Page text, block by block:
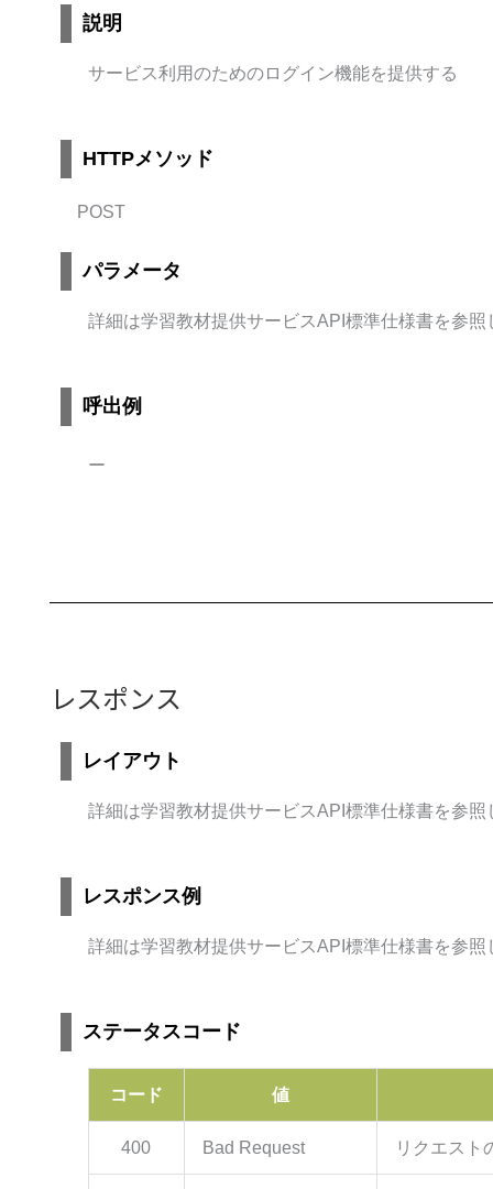
説明
サービス利用のためのログイン機能を提供する
HTTPメソッド
POST
パラメータ
詳細は学習教材提供サービスAPI標準仕様書を参照
呼出例
ー
レスポンス
レイアウト
詳細は学習教材提供サービスAPI標準仕様書を参照
レスポンス例
詳細は学習教材提供サービスAPI標準仕様書を参照
ステータスコード
コード 値
400 Bad Request リクエスト